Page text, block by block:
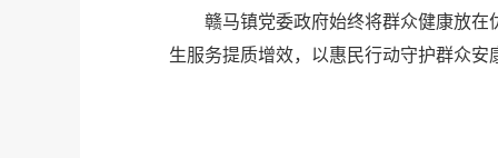
赣马镇党委政府始终将群众健康放
生服务提质增效，以惠民行动守护群众